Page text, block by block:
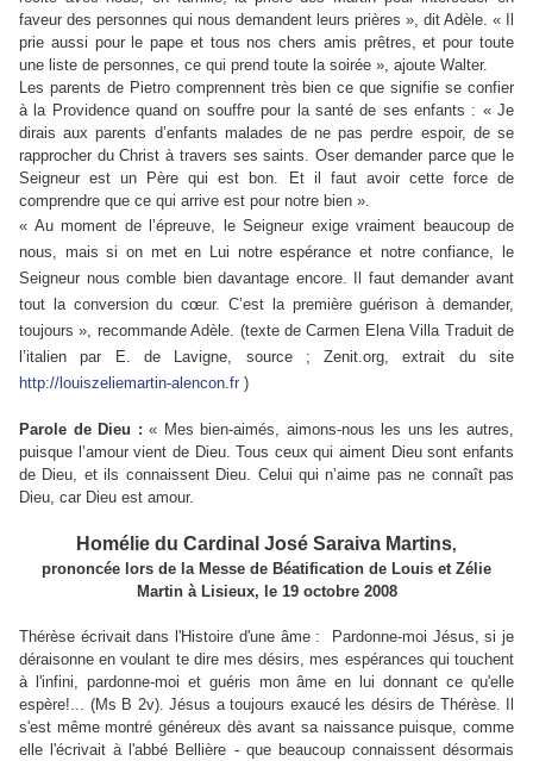
faveur des personnes qui nous demandent leurs prières », dit Adèle. « Il
prie aussi pour le pape et tous nos chers amis prêtres, et pour toute
une liste de personnes, ce qui prend toute la soirée », ajoute Walter.
Les parents de Pietro comprennent très bien ce que signifie se confier
à la Providence quand on souffre pour la santé de ses enfants : « Je
dirais aux parents d’enfants malades de ne pas perdre espoir, de se
rapprocher du Christ à travers ses saints. Oser demander parce que le
Seigneur est un Père qui est bon. Et il faut avoir cette force de
comprendre que ce qui arrive est pour notre bien ».
« Au moment de l’épreuve, le Seigneur exige vraiment beaucoup de
nous, mais si on met en Lui notre espérance et notre confiance, le
Seigneur nous comble bien davantage encore. Il faut demander avant
tout la conversion du cœur. C’est la première guérison à demander,
toujours », recommande Adèle. (texte de Carmen Elena Villa Traduit de
l’italien par E. de Lavigne, source ; Zenit.org, extrait du site
http://louiszeliemartin-alencon.fr )
Parole de Dieu : « Mes bien-aimés, aimons-nous les uns les autres,
puisque l’amour vient de Dieu. Tous ceux qui aiment Dieu sont enfants
de Dieu, et ils connaissent Dieu. Celui qui n’aime pas ne connaît pas
Dieu, car Dieu est amour.
Homélie du Cardinal José Saraiva Martins,
prononcée lors de la Messe de Béatification de Louis et Zélie
Martin à Lisieux, le 19 octobre 2008
Thérèse écrivait dans l'Histoire d'une âme : Pardonne-moi Jésus, si je
déraisonne en voulant te dire mes désirs, mes espérances qui touchent
à l'infini, pardonne-moi et guéris mon âme en lui donnant ce qu'elle
espère!... (Ms B 2v). Jésus a toujours exaucé les désirs de Thérèse. Il
s'est même montré généreux dès avant sa naissance puisque, comme
elle l'écrivait à l'abbé Bellière - que beaucoup connaissent désormais